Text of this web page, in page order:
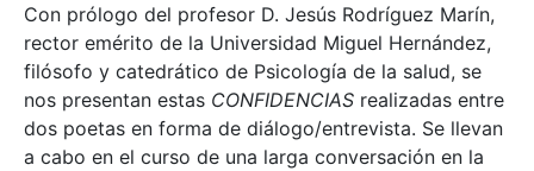
Con prólogo del profesor D. Jesús Rodríguez Marín,
rector emérito de la Universidad Miguel Hernández,
filósofo y catedrático de Psicología de la salud, se
nos presentan estas CONFIDENCIAS realizadas entre
dos poetas en forma de diálogo/entrevista. Se llevan
a cabo en el curso de una larga conversación en la